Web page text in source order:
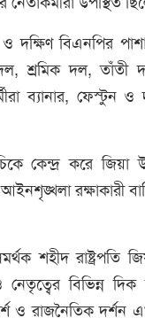
দক্ষিণ বিএনপির
শ্রমিক দল, তাঁতী
ব্যানার, ফেস্টুন ও
কেন্দ্র করে জিয়া
রক্ষাকারী
শহীদ রাষ্ট্রপতি
বিভিন্ন দিক
ও রাজনৈতিক দর্শন